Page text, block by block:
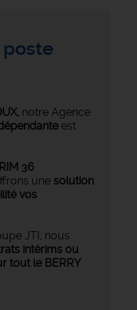
, notre Agence
est
36
une solution
vos
JTI, nous
intérims ou
tout le BERRY